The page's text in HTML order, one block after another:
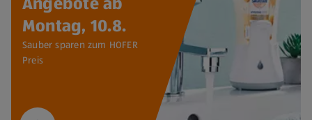
Montag, 10.8.
Sauber sparen zum HOFER
Preis